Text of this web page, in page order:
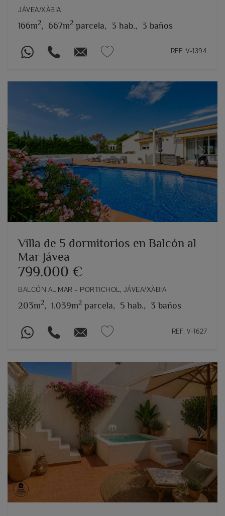
JÁVEA/XÀBIA
166m2, 667m2 parcela, 3 hab., 3 baños
REF. V-1394
Previous Next
Villa de 5 dormitorios en Balcón al
Mar Jávea
799.000 €
BALCÓN AL MAR – PORTICHOL, JÁVEA/XÀBIA
203m2, 1.039m2 parcela, 5 hab., 3 baños
REF. V-1627
Previous Next